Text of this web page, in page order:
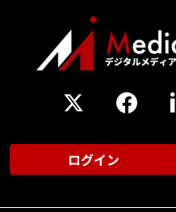
ログイン